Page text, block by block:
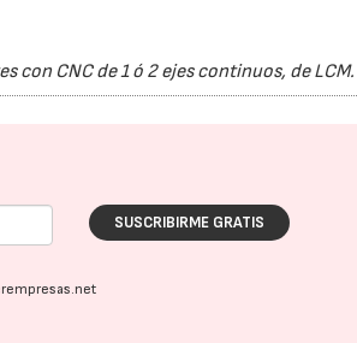
con CNC de 1 ó 2 ejes continuos, de LCM.
SUSCRIBIRME GRATIS